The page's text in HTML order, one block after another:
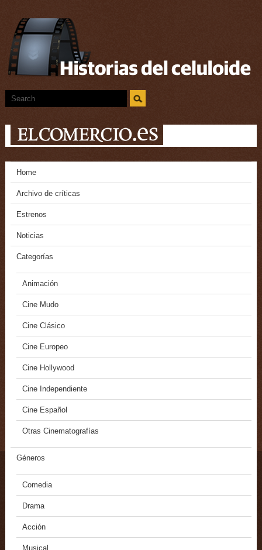
Home
Archivo de críticas
Estrenos
Noticias
Categorías
Animación
Cine Mudo
Cine Clásico
Cine Europeo
Cine Hollywood
Cine Independiente
Cine Español
Otras Cinematografías
Géneros
Comedia
Drama
Acción
Musical